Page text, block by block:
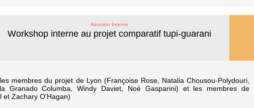
Réunion Interne
Workshop interne au projet comparatif tupi-guarani
membres du projet de Lyon (Françoise Rose, Natalia Chousou-Polydouri,
Granado Columba, Windy Daviet, Noé Gasparini) et les membres de
et Zachary O'Hagan)